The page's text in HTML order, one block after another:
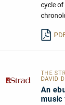
cycle of
THE
DAVID
An
music